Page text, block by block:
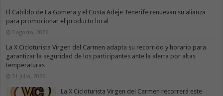
El Cabildo de La Gomera y el Costa Adeje Tenerife renuevan su alianza
para promocionar el producto local
3 agosto, 2026
La X Cicloturista Virgen del Carmen adapta su recorrido y horario para
garantizar la seguridad de los participantes ante la alerta por altas
temperaturas
31 julio, 2026
La X Cicloturista Virgen del Carmen recorrerá este